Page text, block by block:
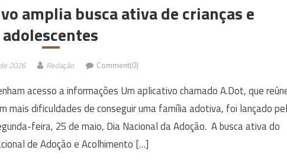
amplia busca ativa de crianças e
adolescentes
2026 Redação Comment(0)
acesso a informações Um aplicativo chamado A.Dot, que
mais dificuldades de conseguir uma família adotiva, foi lançado
feira, 25 de maio, Dia Nacional da Adoção. A busca ativa do
de Adoção e Acolhimento […]